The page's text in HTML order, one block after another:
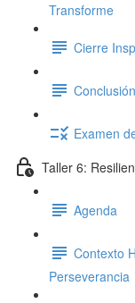
Transforme
Cierre
Conclusión
Examen
Taller 6:
Agenda
Contexto
Perseverancia